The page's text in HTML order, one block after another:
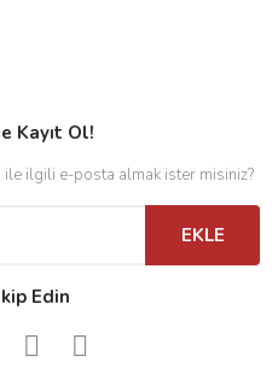
Kayıt Ol!
ile ilgili e-posta almak ister misiniz?
EKLE
Edin